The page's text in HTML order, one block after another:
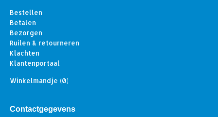
Bestellen
Betalen
Bezorgen
Ruilen & retourneren
Klachten
Klantenportaal
Winkelmandje (0)
Contactgegevens